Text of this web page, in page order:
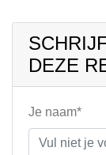
DEZE
Je naam*